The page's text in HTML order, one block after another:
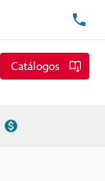
Catálogos